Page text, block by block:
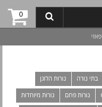
0
בתי נורה נורות הלוגן
נורות פחם נורות מיוחדות